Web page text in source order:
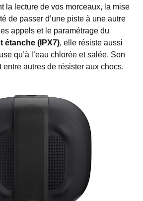
la lecture de vos morceaux, la mise
de passer d’une piste à une autre
appels et le paramétrage du
étanche (IPX7), elle résiste aussi
qu’à l’eau chlorée et salée. Son
entre autres de résister aux chocs.